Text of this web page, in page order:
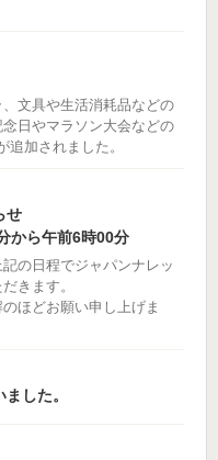
文具や生活消耗品などの
日やマラソン大会などの
加されました。
せ
から午前6時00分
の日程でジャパンナレッ
きます。
ほどお願い申し上げま
した。